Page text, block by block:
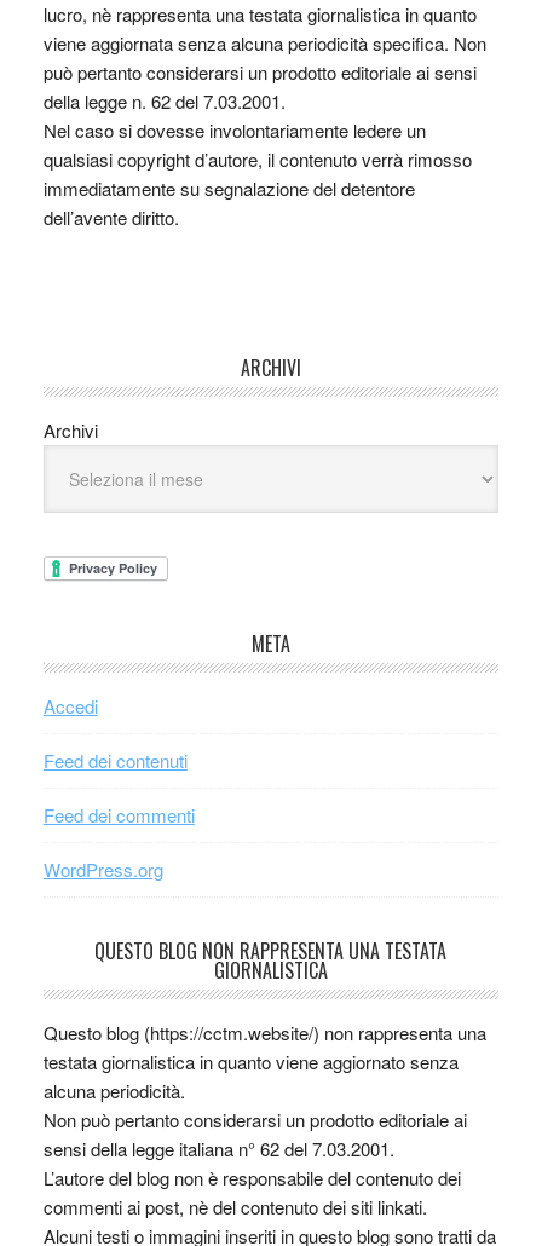
lucro, nè rappresenta una testata giornalistica in quanto
viene aggiornata senza alcuna periodicità specifica. Non
può pertanto considerarsi un prodotto editoriale ai sensi
della legge n. 62 del 7.03.2001.
Nel caso si dovesse involontariamente ledere un
qualsiasi copyright d’autore, il contenuto verrà rimosso
immediatamente su segnalazione del detentore
dell’avente diritto.
ARCHIVI
Archivi
META
Accedi
Feed dei contenuti
Feed dei commenti
WordPress.org
QUESTO BLOG NON RAPPRESENTA UNA TESTATA
GIORNALISTICA
Questo blog (https://cctm.website/) non rappresenta una
testata giornalistica in quanto viene aggiornato senza
alcuna periodicità.
Non può pertanto considerarsi un prodotto editoriale ai
sensi della legge italiana n° 62 del 7.03.2001.
L’autore del blog non è responsabile del contenuto dei
commenti ai post, nè del contenuto dei siti linkati.
Alcuni testi o immagini inseriti in questo blog sono tratti da